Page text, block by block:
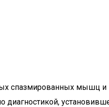
спазмированных мышц
диагностикой,